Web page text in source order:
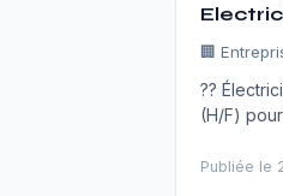
🏢
??
(H/F)
Publiée le